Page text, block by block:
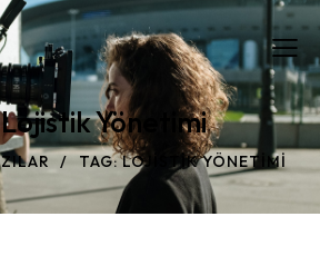
Yönetimi
TAG: LOJISTIK YÖNETIMI